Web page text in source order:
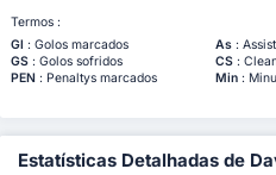
Termos :
Gl : Golos marcados As:
GS: Golos sofridos CS:
PEN: Penaltys marcados Min:
Estatísticas Detalhadas de